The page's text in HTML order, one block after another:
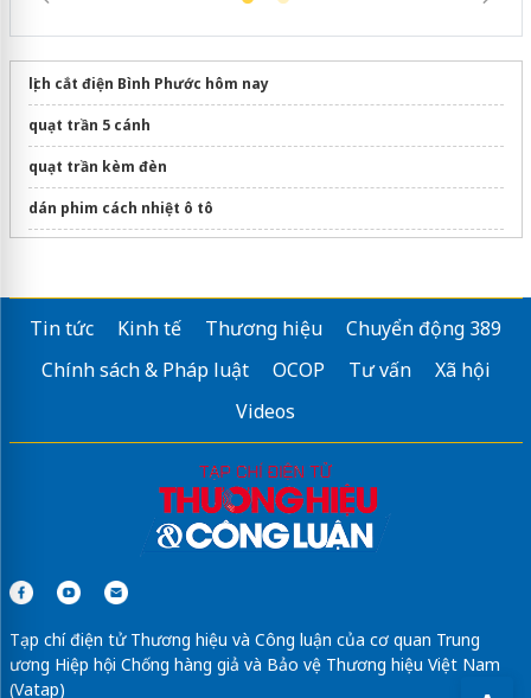
lịch cắt điện Bình Phước hôm nay
quạt trần 5 cánh
quạt trần kèm đèn
dán phim cách nhiệt ô tô
Sửa máy rửa bát bosch
Am thờ cốt
Tin tức Kinh tế Thương hiệu
Chuyển động 389
Chính sách & Pháp luật
OCOP Tư vấn
Xã hội
Videos
Tạp chí điện tử Thương hiệu và Công luận của cơ quan Trung
ương Hiệp hội Chống hàng giả và Bảo vệ Thương hiệu Việt Nam
(Vatap)